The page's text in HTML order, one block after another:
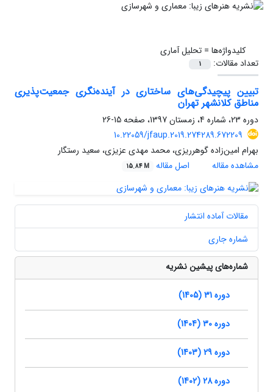
کلیدواژه‌ها =تحلیل آماری
تعداد مقالات:
1
تبیین پیچیدگی‌های ساختاری در آینده‌نگری جمعیت‌پذیری
مناطق کلانشهر تهران
دوره 23، شماره 4، زمستان 1397، صفحه
15-26
10.22059/jfaup.2019.274289.672209
بهرام امین‌زاده گوهرریزی، محمد مهدی عزیزی، سعید رستگار
مشاهده مقاله
اصل مقاله 15.84 M
مقالات آماده انتشار
شماره جاری
شماره‌های پیشین نشریه
دوره 31 (1405)
دوره 30 (1404)
دوره 29 (1403)
دوره 28 (1402)